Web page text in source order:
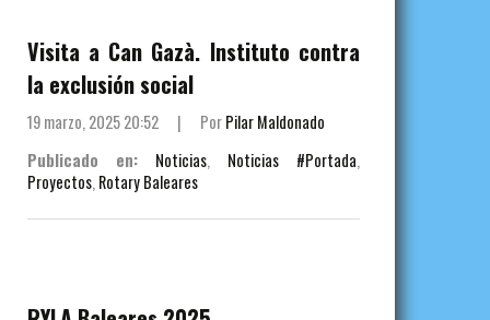
Visita a Can Gazà. Instituto contra
la exclusión social
19 marzo, 2025 20:52 | PorPilar Maldonado
Publicado en:
Noticias, Noticias #Portada,
Proyectos, Rotary Baleares